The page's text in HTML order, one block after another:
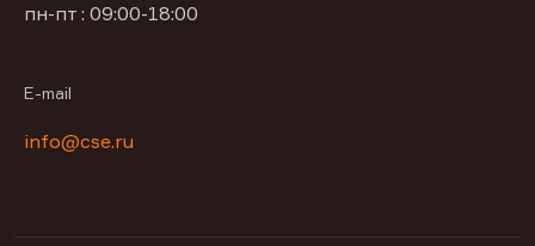
пн-пт : 09:00-18:00
E-mail
info@cse.ru